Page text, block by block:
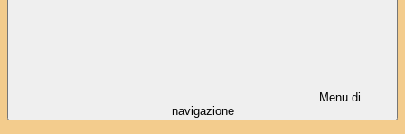
Menu di
navigazione